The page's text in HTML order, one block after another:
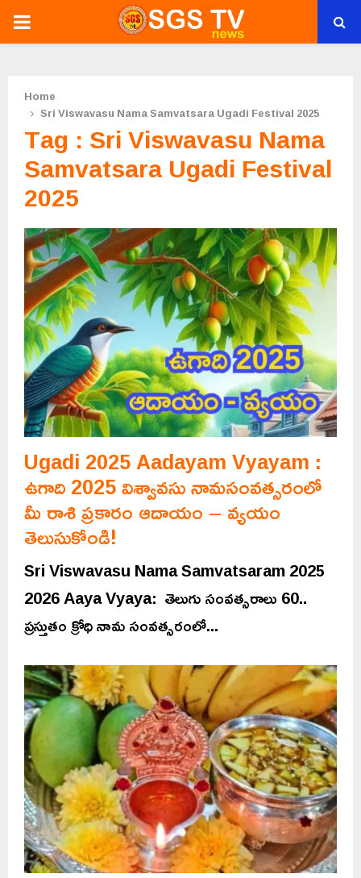
PRIMARY
Home
Sri Viswavasu Nama Samvatsara Ugadi Festival 2025
Tag : Sri Viswavasu Nama
Samvatsara Ugadi Festival
2025
Ugadi 2025 Aadayam Vyayam :
ఉగాది 2025 విశ్వావసు నామసంవత్సరంలో
మీ రాశి ప్రకారం ఆదాయం – వ్యయం
తెలుసుకోండి!
Sri Viswavasu Nama Samvatsaram 2025
2026 Aaya Vyaya: తెలుగు సంవత్సరాలు 60..
ప్రస్తుతం క్రోధి నామ సంవత్సరంలో...